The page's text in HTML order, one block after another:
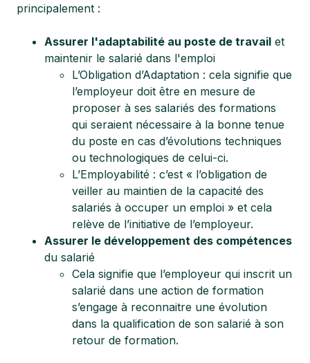
principalement :
Assurer l'adaptabilité au poste de travail et
maintenir le salarié dans l'emploi
L’Obligation d’Adaptation : cela signifie que
l’employeur doit être en mesure de
proposer à ses salariés des formations
qui seraient nécessaire à la bonne tenue
du poste en cas d’évolutions techniques
ou technologiques de celui-ci.
L’Employabilité : c’est « l’obligation de
veiller au maintien de la capacité des
salariés à occuper un emploi » et cela
relève de l’initiative de l’employeur.
Assurer le développement des compétences
du salarié
Cela signifie que l’employeur qui inscrit un
salarié dans une action de formation
s’engage à reconnaitre une évolution
dans la qualification de son salarié à son
retour de formation.